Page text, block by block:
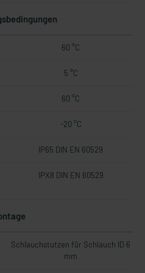
60 °C
5 °C
60 °C
-20 °C
IP65 DIN EN 60529
IPX8 DIN EN 60529
Schlauchstutzen für Schlauch ID 6
mm